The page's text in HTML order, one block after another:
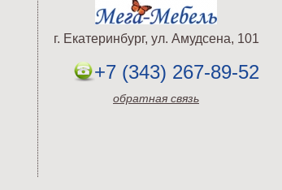
г. Екатеринбург, ул. Амудсена, 101
+7 (343) 267-89-52
обратная связь